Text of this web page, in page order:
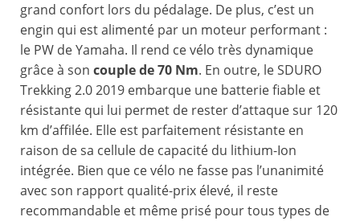
grand confort lors du pédalage. De plus, c’est un
engin qui est alimenté par un moteur performant :
le PW de Yamaha. Il rend ce vélo très dynamique
grâce à son couple de 70 Nm. En outre, le SDURO
Trekking 2.0 2019 embarque une batterie fiable et
résistante qui lui permet de rester d’attaque sur 120
km d’affilée. Elle est parfaitement résistante en
raison de sa cellule de capacité du lithium-Ion
intégrée. Bien que ce vélo ne fasse pas l’unanimité
avec son rapport qualité-prix élevé, il reste
recommandable et même prisé pour tous types de